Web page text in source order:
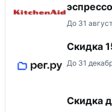
До 31
Скидка
До 31
Скидка